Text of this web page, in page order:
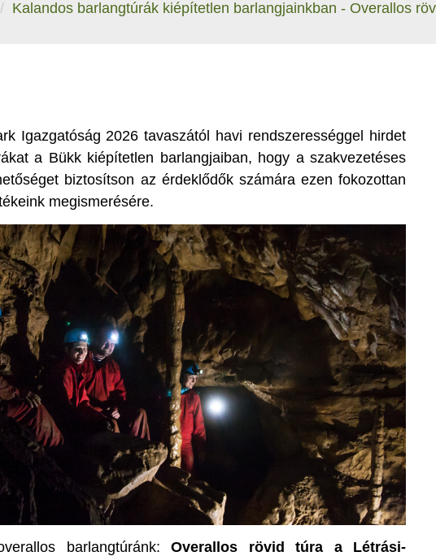
Kalandos barlangtúrák kiépítetlen barlangjainkban - Overallos
Igazgatóság 2026 tavaszától havi rendszerességgel hirdet
a Bükk kiépítetlen barlangjaiban, hogy a szakvezetéses
biztosítson az érdeklődők számára ezen fokozottan
megismerésére.
barlangtúránk: Overallos rövid túra a Létrási-